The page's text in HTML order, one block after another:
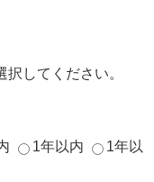
択してください。
1年以内
1年以